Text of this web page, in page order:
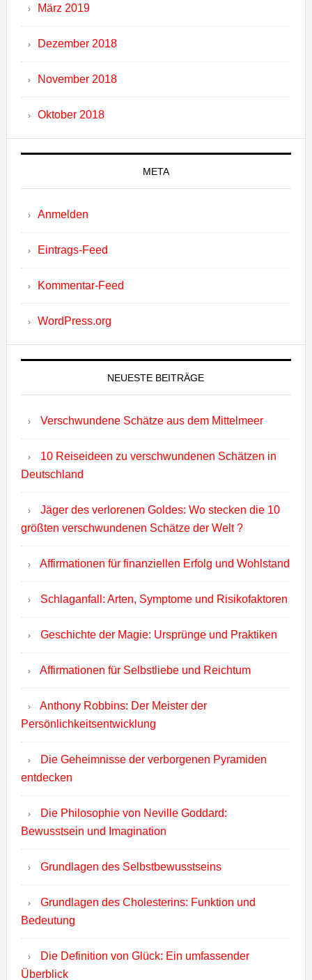
März 2019
Dezember 2018
November 2018
Oktober 2018
META
Anmelden
Eintrags-Feed
Kommentar-Feed
WordPress.org
NEUESTE BEITRÄGE
Verschwundene Schätze aus dem Mittelmeer
10 Reiseideen zu verschwundenen Schätzen in
Deutschland
Jäger des verlorenen Goldes: Wo stecken die 10
größten verschwundenen Schätze der Welt ?
Affirmationen für finanziellen Erfolg und Wohlstand
Schlaganfall: Arten, Symptome und Risikofaktoren
Geschichte der Magie: Ursprünge und Praktiken
Affirmationen für Selbstliebe und Reichtum
Anthony Robbins: Der Meister der
Persönlichkeitsentwicklung
Die Geheimnisse der verborgenen Pyramiden
entdecken
Die Philosophie von Neville Goddard:
Bewusstsein und Imagination
Grundlagen des Selbstbewusstseins
Grundlagen des Cholesterins: Funktion und
Bedeutung
Die Definition von Glück: Ein umfassender
Überblick